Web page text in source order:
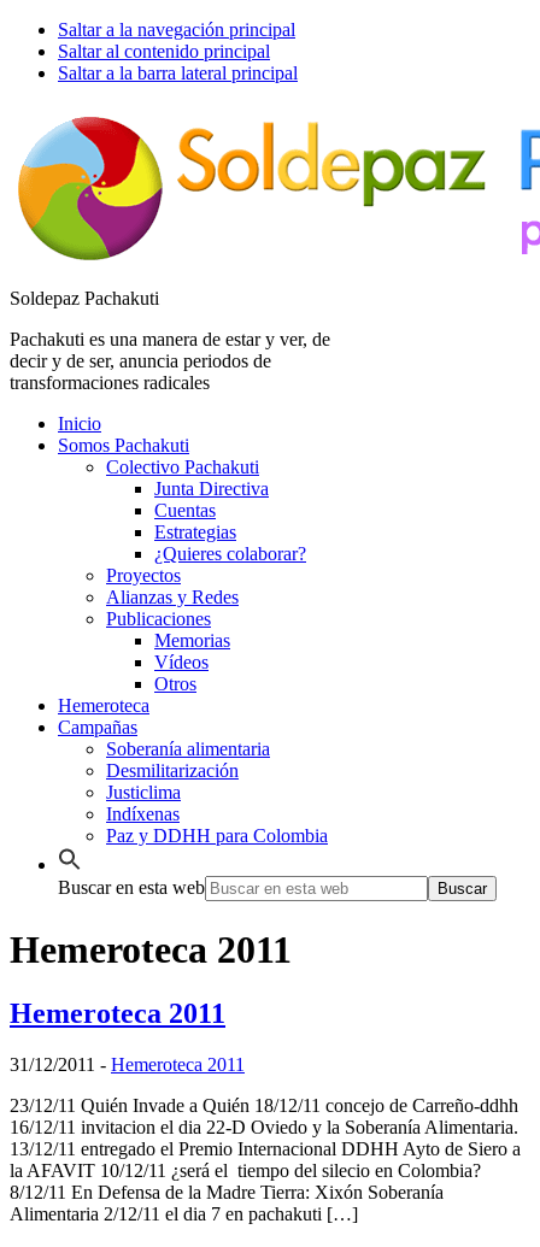
Saltar a la navegación principal
Saltar al contenido principal
Saltar a la barra lateral principal
Soldepaz Pachakuti
Pachakuti es una manera de estar y ver, de
decir y de ser, anuncia periodos de
transformaciones radicales
Inicio
Somos Pachakuti
Colectivo Pachakuti
Junta Directiva
Cuentas
Estrategias
¿Quieres colaborar?
Proyectos
Alianzas y Redes
Publicaciones
Memorias
Vídeos
Otros
Hemeroteca
Campañas
Soberanía alimentaria
Desmilitarización
Justiclima
Indíxenas
Paz y DDHH para Colombia
Buscar en esta web
Hemeroteca 2011
Hemeroteca 2011
31/12/2011 - Hemeroteca 2011
23/12/11 Quién Invade a Quién 18/12/11 concejo de Carreño-ddhh
16/12/11 invitacion el dia 22-D Oviedo y la Soberanía Alimentaria.
13/12/11 entregado el Premio Internacional DDHH Ayto de Siero a
la AFAVIT 10/12/11 ¿será el tiempo del silecio en Colombia?
8/12/11 En Defensa de la Madre Tierra: Xixón Soberanía
Alimentaria 2/12/11 el dia 7 en pachakuti […]